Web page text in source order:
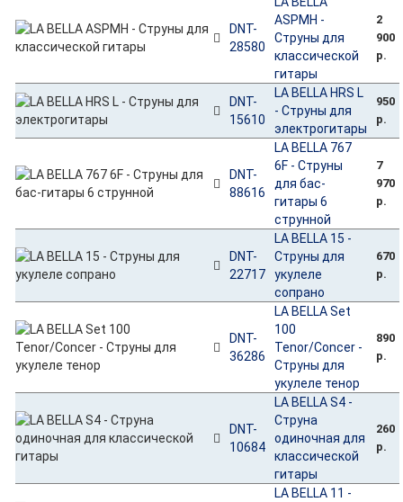
DNT-
28580
ASPMH -
Струны для
классической
гитары
2
900
р.
DNT-
15610
LA BELLA HRS L
- Струны для
электрогитары
950
р.
DNT-
88616
LA BELLA 767
6F - Струны
для бас-
гитары 6
струнной
7
970
р.
DNT-
22717
LA BELLA 15 -
Струны для
укулеле
сопрано
670
р.
DNT-
36286
LA BELLA Set
100
Tenor/Concer -
Струны для
укулеле тенор
890
р.
DNT-
10684
LA BELLA S4 -
Струна
одиночная для
классической
гитары
260
р.
LA BELLA 11 -